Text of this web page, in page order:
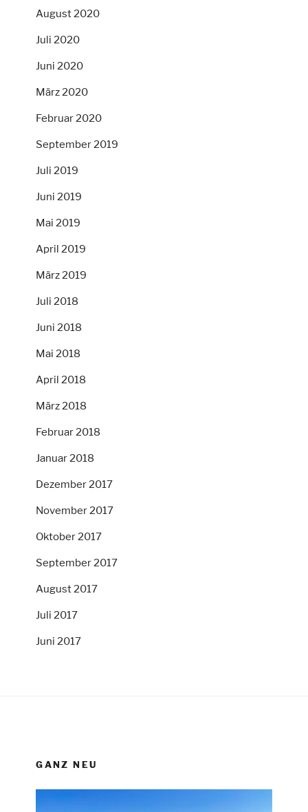
August 2020
Juli 2020
Juni 2020
März 2020
Februar 2020
September 2019
Juli 2019
Juni 2019
Mai 2019
April 2019
März 2019
Juli 2018
Juni 2018
Mai 2018
April 2018
März 2018
Februar 2018
Januar 2018
Dezember 2017
November 2017
Oktober 2017
September 2017
August 2017
Juli 2017
Juni 2017
GANZ NEU